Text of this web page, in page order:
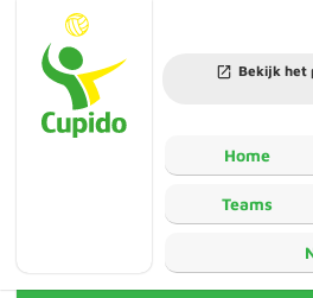
Bekijk het
Home
Teams